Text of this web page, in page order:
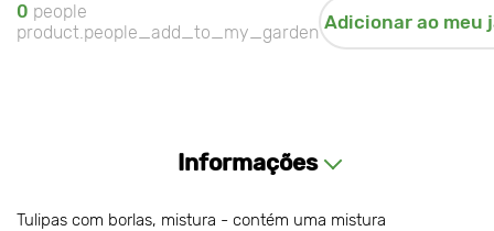
0 people
product.people_add_to_my_garden Adicionar ao meu
Informações
Tulipas com borlas, mistura - contém uma mistura